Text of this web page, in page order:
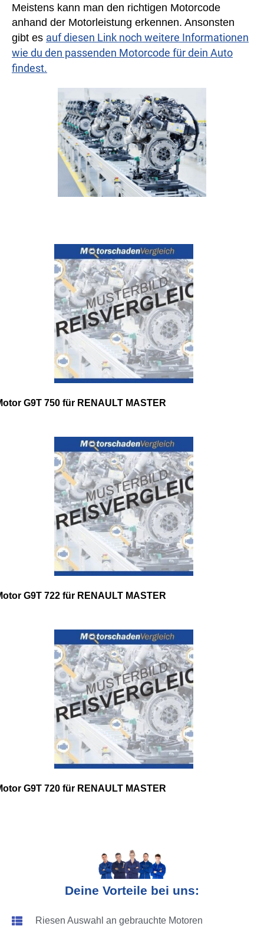
Meistens kann man den richtigen Motorcode
anhand der Motorleistung erkennen. Ansonsten
gibt es auf diesen Link noch weitere Informationen
wie du den passenden Motorcode für dein Auto
findest.
G9T 750 für RENAULT MASTER
G9T 722 für RENAULT MASTER
G9T 720 für RENAULT MASTER
Deine Vorteile bei uns:
Riesen Auswahl an gebrauchte Motoren